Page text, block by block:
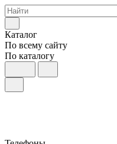
Каталог
По всему сайту
По каталогу